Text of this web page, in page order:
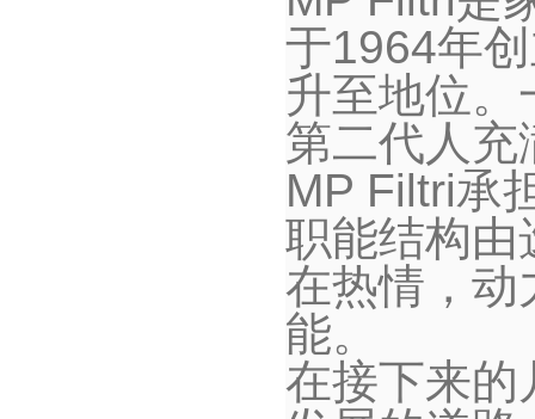
于1964年
升至地位。
第二代人充
MP Filtri承
职能结构由
在热情，动
能。
在接下来的